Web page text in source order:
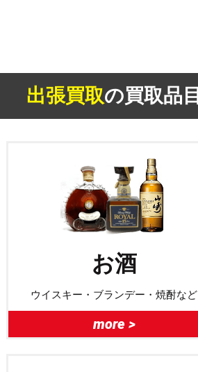
出張買取の買取品目
お酒
ウイスキー・ブランデー・焼酎など
more >